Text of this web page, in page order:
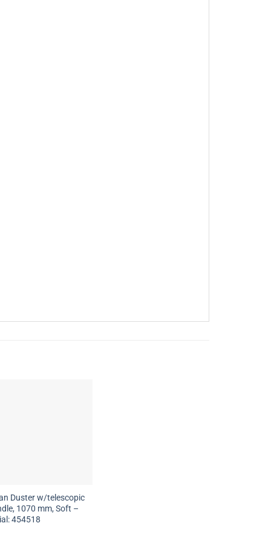
Duster w/telescopic
1070 mm, Soft –
454518